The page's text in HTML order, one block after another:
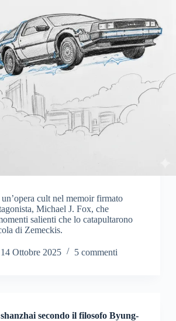
cult nel memoir firmato
Michael J. Fox, che
salienti che lo catapultarono
di Zemeckis.
14 Ottobre 2025 5 commenti
secondo il filosofo Byung-